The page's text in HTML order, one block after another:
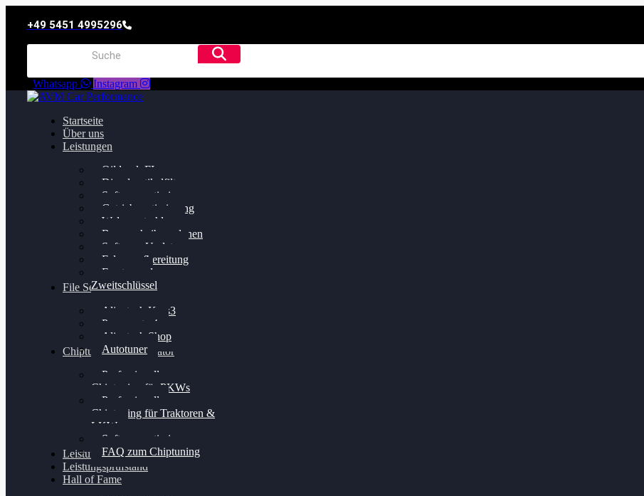
+49 5451 4995296
Whatsapp Instagram
Startseite
Über uns
Leistungen
Oildruck FIx
Dieselpartikelfilter
Softwareoptimierung
Getriebeoptimierung
Walnussstrahlen
Bremsscheiben planen
Software Update
Felgenaufbereitung
Ersatz- und
Zweitschlüssel
File Service
Alientech Kess3
Powergate 4
Alientech Shop
Autotuner
Chiptuning Konfigurator
Professionelles
Chiptuning für PKWs
Professionelles
Chiptuning für Traktoren &
LKW
Softwareoptimierung
FAQ zum Chiptuning
Leistungsmessung
Leistungsprüfstand
Hall of Fame